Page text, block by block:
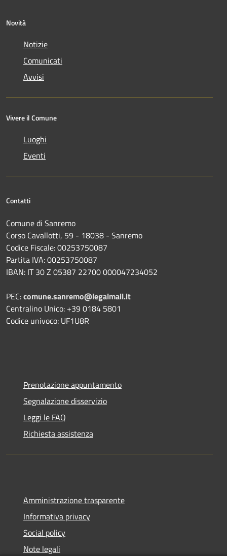
Novità
Notizie
Comunicati
Avvisi
Vivere il Comune
Luoghi
Eventi
Contatti
Comune di Sanremo
Corso Cavallotti, 59 - 18038 - Sanremo
Codice Fiscale: 00253750087
Partita IVA: 00253750087
IBAN: IT 30 Z 05387 22700 000047234052
PEC:comune.sanremo@legalmail.it
Centralino Unico: +39 0184 5801
Codice univoco: UF1U8R
Prenotazione appuntamento
Segnalazione disservizio
Leggi le FAQ
Richiesta assistenza
Amministrazione trasparente
Informativa privacy
Social policy
Note legali